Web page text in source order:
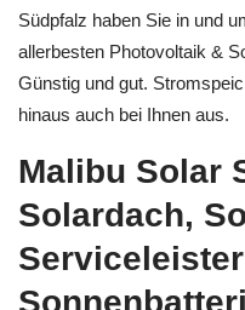
Südpfalz haben Sie in und
allerbesten Photovoltaik &
Günstig und gut.
hinaus auch bei Ihnen aus.
Malibu Solar
Solardach,